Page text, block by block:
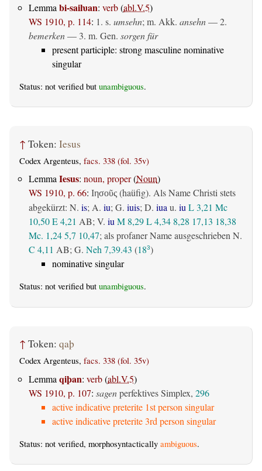
Lemma bi-saiƕan: verb(abl.V.5)
WS 1910, p. 114: 1. s. umsehn; m. Akk. ansehn— 2.
bemerken— 3. m. Gen. sorgen für
present participle: strong masculine nominative
singular
Status: not verified but unambiguous.
↑ Token: Iesus
Codex Argenteus, facs. 338 (fol. 35v)
LemmaIesus: noun, proper(Noun)
WS 1910, p. 66: Ιησοῦς (haüfig). Als Name Christi stets
abgekürzt: N. is; A. iu; G. iuis; D. iuau. iuL 3,21 Mc
10,50E 4,21 AB; V. iuM 8,29L 4,34 8,28 17,13 18,38
Mc. 1,245,7 10,47; als profaner Name ausgeschrieben N.
C 4,11 AB; G. Neh 7,39.43 (183)
nominative singular
Status: not verified but unambiguous.
↑ Token: qaþ
Codex Argenteus, facs. 338 (fol. 35v)
Lemma qiþan: verb(abl.V.5)
WS 1910, p. 107: sagenperfektives Simplex, 296
active indicative preterite 1st person singular
active indicative preterite 3rd person singular
Status: not verified, morphosyntactically ambiguous.